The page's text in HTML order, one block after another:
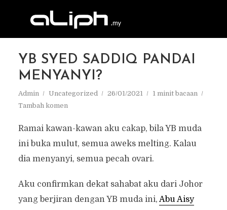
YB SYED SADDIQ PANDAI
MENYANYI?
Admin Uncategorized 26/01/2021
1 minit bacaan
Tambah komen
Ramai kawan-kawan aku cakap, bila YB muda
ini buka mulut, semua aweks melting. Kalau
dia menyanyi, semua pecah ovari.
Aku confirmkan dekat sahabat aku dari Johor
yang berjiran dengan YB muda ini, Abu Aisy